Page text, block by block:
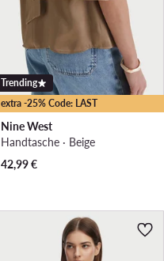
extra -25% Code: LAST
Trending
Nine West
Handtasche · Beige
42,99€